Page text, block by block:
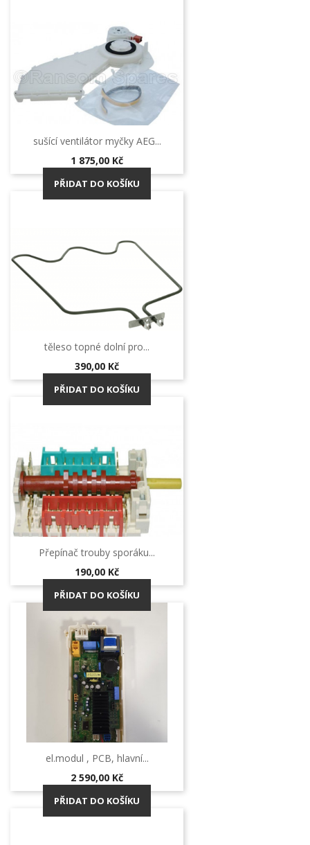
sušící ventilátor myčky AEG...
Cena
1 875,00 Kč
PŘIDAT DO KOŠÍKU
těleso topné dolní pro...
Cena
390,00 Kč
PŘIDAT DO KOŠÍKU
Přepínač trouby sporáku...
Cena
190,00 Kč
PŘIDAT DO KOŠÍKU
el.modul , PCB, hlavní...
Cena
2 590,00 Kč
PŘIDAT DO KOŠÍKU